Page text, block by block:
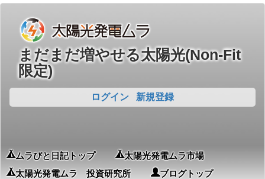
まだまだ増やせる太陽光(Non-Fit
限定)
ログイン 新規登録
ムラびと日記トップ
太陽光発電ムラ市場
太陽光発電ムラ 投資研究所
ブログトップ